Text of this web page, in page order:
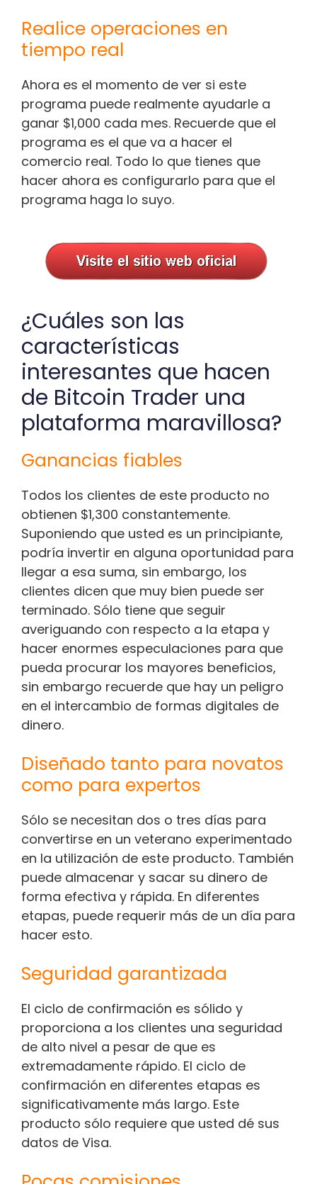
Realice operaciones en
tiempo real
Ahora es el momento de ver si este
programa puede realmente ayudarle a
ganar $1,000 cada mes. Recuerde que el
programa es el que va a hacer el
comercio real. Todo lo que tienes que
hacer ahora es configurarlo para que el
programa haga lo suyo.
¿Cuáles son las
características
interesantes que hacen
de Bitcoin Trader una
plataforma maravillosa?
Ganancias fiables
Todos los clientes de este producto no
obtienen $1,300 constantemente.
Suponiendo que usted es un principiante,
podría invertir en alguna oportunidad para
llegar a esa suma, sin embargo, los
clientes dicen que muy bien puede ser
terminado. Sólo tiene que seguir
averiguando con respecto a la etapa y
hacer enormes especulaciones para que
pueda procurar los mayores beneficios,
sin embargo recuerde que hay un peligro
en el intercambio de formas digitales de
dinero.
Diseñado tanto para novatos
como para expertos
Sólo se necesitan dos o tres días para
convertirse en un veterano experimentado
en la utilización de este producto. También
puede almacenar y sacar su dinero de
forma efectiva y rápida. En diferentes
etapas, puede requerir más de un día para
hacer esto.
Seguridad garantizada
El ciclo de confirmación es sólido y
proporciona a los clientes una seguridad
de alto nivel a pesar de que es
extremadamente rápido. El ciclo de
confirmación en diferentes etapas es
significativamente más largo. Este
producto sólo requiere que usted dé sus
datos de Visa.